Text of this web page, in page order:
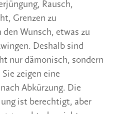
Rausch,
Grenzen zu
Wunsch, etwas zu
Deshalb sind
nur dämonisch, sondern
zeigen eine
Abkürzung. Die
ist berechtigt, aber